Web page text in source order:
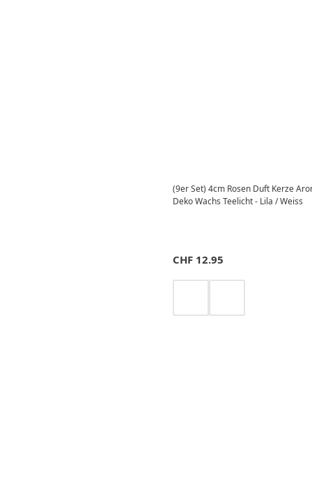
(9er Set) 4cm Rosen Duft Kerze
Deko Wachs Teelicht - Lila / Weiss
CHF 12.95